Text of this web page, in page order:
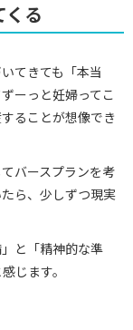
る
てきても「本当
ーっと妊婦ってこ
ることが想像でき
バースプランを考
ら、少しずつ現実
と「精神的な準
じます。